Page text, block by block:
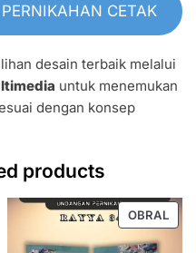
CETAK
desain terbaik melalui
untuk menemukan
dengan konsep
products
OBRAL